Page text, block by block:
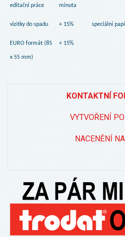
editační práce minuta
vizitky do spadu + 15% speciální
EURO formát (85
x 55 mm)
+ 15%
KONTAKTNÍ
VYTVOŘENÍ
NACENĚNÍ